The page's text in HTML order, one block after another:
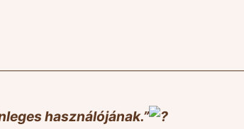
használójának.”